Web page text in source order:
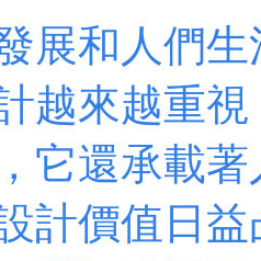
展和人們
越來越重
它還承載
計價值日